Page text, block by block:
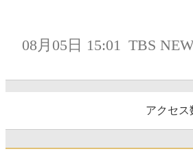
08月05日 15:01 TBS
アクセス